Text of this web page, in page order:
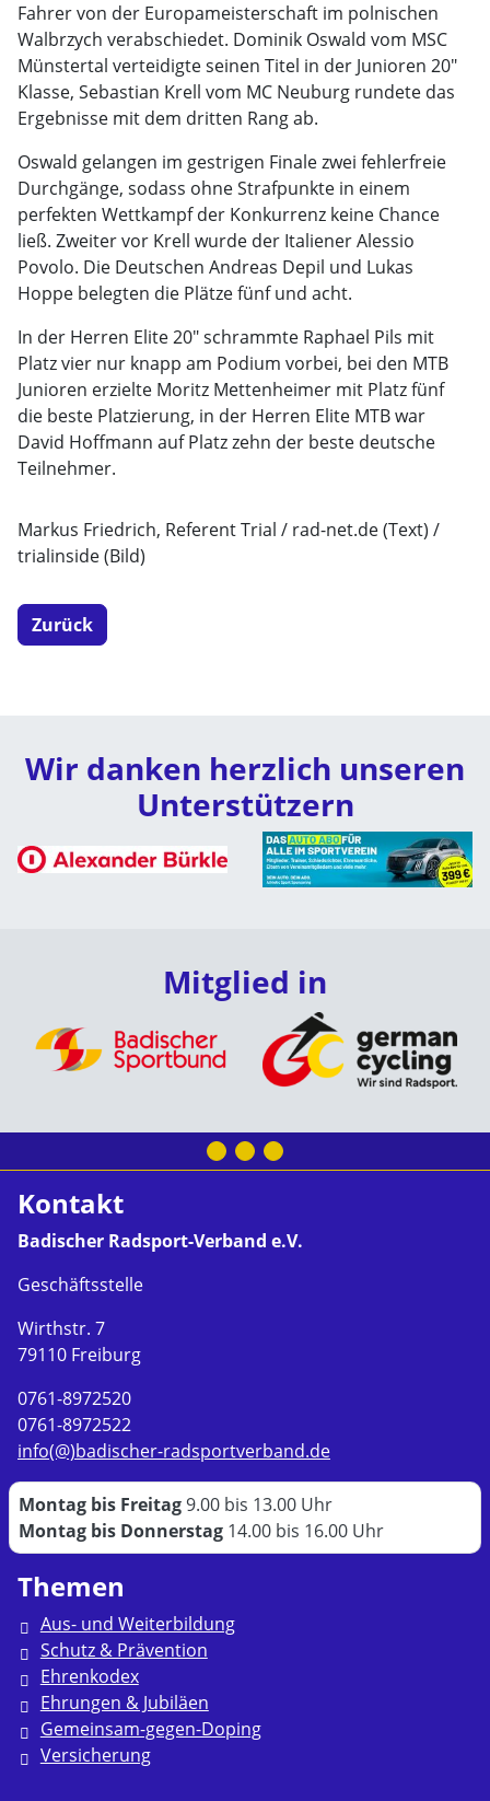
Fahrer von der Europameisterschaft im polnischen
Walbrzych verabschiedet. Dominik Oswald vom MSC
Münstertal verteidigte seinen Titel in der Junioren 20"
Klasse, Sebastian Krell vom MC Neuburg rundete das
Ergebnisse mit dem dritten Rang ab.
Oswald gelangen im gestrigen Finale zwei fehlerfreie
Durchgänge, sodass ohne Strafpunkte in einem
perfekten Wettkampf der Konkurrenz keine Chance
ließ. Zweiter vor Krell wurde der Italiener Alessio
Povolo. Die Deutschen Andreas Depil und Lukas
Hoppe belegten die Plätze fünf und acht.
In der Herren Elite 20" schrammte Raphael Pils mit
Platz vier nur knapp am Podium vorbei, bei den MTB
Junioren erzielte Moritz Mettenheimer mit Platz fünf
die beste Platzierung, in der Herren Elite MTB war
David Hoffmann auf Platz zehn der beste deutsche
Teilnehmer.
Markus Friedrich, Referent Trial / rad-net.de (Text) /
trialinside (Bild)
Zurück
Wir danken herzlich unseren
Unterstützern
Mitglied in
Kontakt
Badischer Radsport-Verband e.V.
Geschäftsstelle
Wirthstr. 7
79110 Freiburg
0761-8972520
0761-8972522
info(@)badischer-radsportverband.de
Montag bis Freitag9.00 bis 13.00 Uhr
Montag bis Donnerstag 14.00 bis 16.00 Uhr
Themen
Aus- und Weiterbildung
Schutz & Prävention
Ehrenkodex
Ehrungen & Jubiläen
Gemeinsam-gegen-Doping
Versicherung